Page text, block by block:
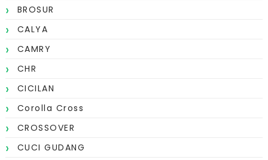
BROSUR
CALYA
CAMRY
CHR
CICILAN
Corolla Cross
CROSSOVER
CUCI GUDANG